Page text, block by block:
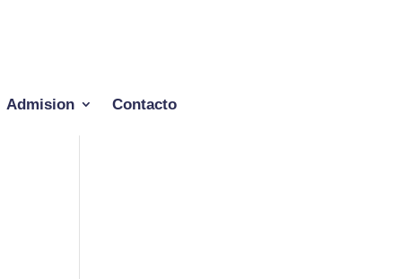
Admision Contacto